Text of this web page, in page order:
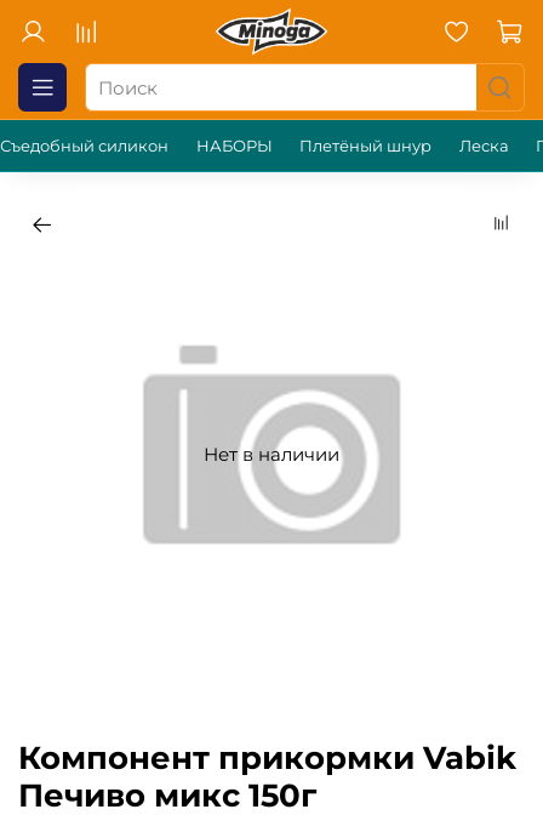
Съедобный силикон НАБОРЫ Плетёный шнур Леска
Нет в наличии
Компонент прикормки Vabik
Печиво микс 150г